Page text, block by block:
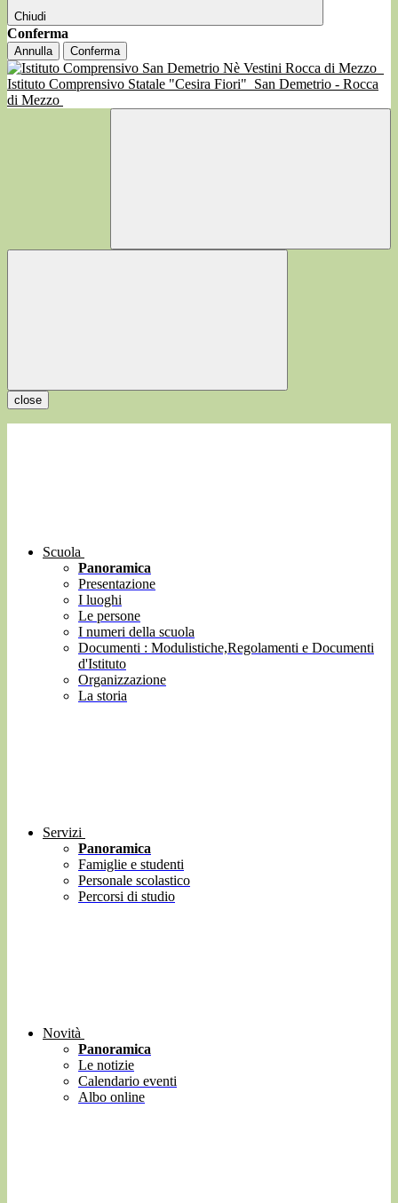
Chiudi
Conferma
Annulla Conferma
Istituto Comprensivo Statale "Cesira Fiori" San Demetrio - Rocca
di Mezzo
close
Scuola
Panoramica
Presentazione
I luoghi
Le persone
I numeri della scuola
Documenti : Modulistiche,Regolamenti e Documenti
d'Istituto
Organizzazione
La storia
Servizi
Panoramica
Famiglie e studenti
Personale scolastico
Percorsi di studio
Novità
Panoramica
Le notizie
Calendario eventi
Albo online